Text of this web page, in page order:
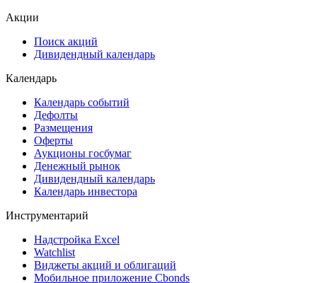
Акции
Поиск акций
Дивидендный календарь
Календарь
Календарь событий
Дефолты
Размещения
Оферты
Аукционы госбумаг
Денежный рынок
Дивидендный календарь
Календарь инвестора
Инструментарий
Надстройка Excel
Watchlist
Виджеты акций и облигаций
Мобильное приложение Cbonds